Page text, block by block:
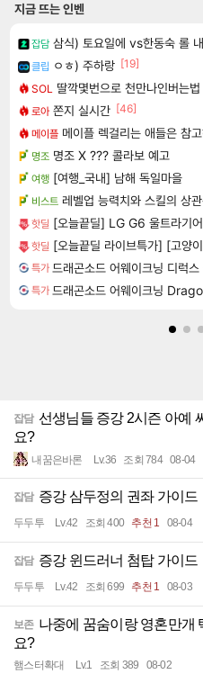
지금 뜨는 인벤
잡담 삼식) 토요일에 vs한동숙 롤
클립 ㅇㅎ) 주하랑 [19]
SOL 딸깍몇번으로 천만나인버는법
로아 쫀지 실시간 [46]
메이플 메이플 렉걸리는 애들은 참
명조 명조 X ??? 콜라보 예고
여행 [여행_국내] 남해 독일마을
비스트 레벨업 능력치와 스킬의 상
핫딜 [오늘끝딜] LG G6 울트라기어 27G640A
핫딜 [오늘끝딜 라이브특가] [고양이의 날] [호퍼 패
특가
특가
잡담 선생님들 증강 2시즌 아예
요?
내꿈은바론 Lv.36 조회 784 08-04
잡담 증강 삼두정의 권좌 가이드
두두투 Lv.42 조회 400 추천 1 08-04
잡담 증강 윈드러너 첨탑 가이드
두두투 Lv.42 조회 699 추천 1 08-03
보존 나중에 꿈숨이랑 영혼만개
요?
햄스터확대 Lv.1 조회 389 08-02